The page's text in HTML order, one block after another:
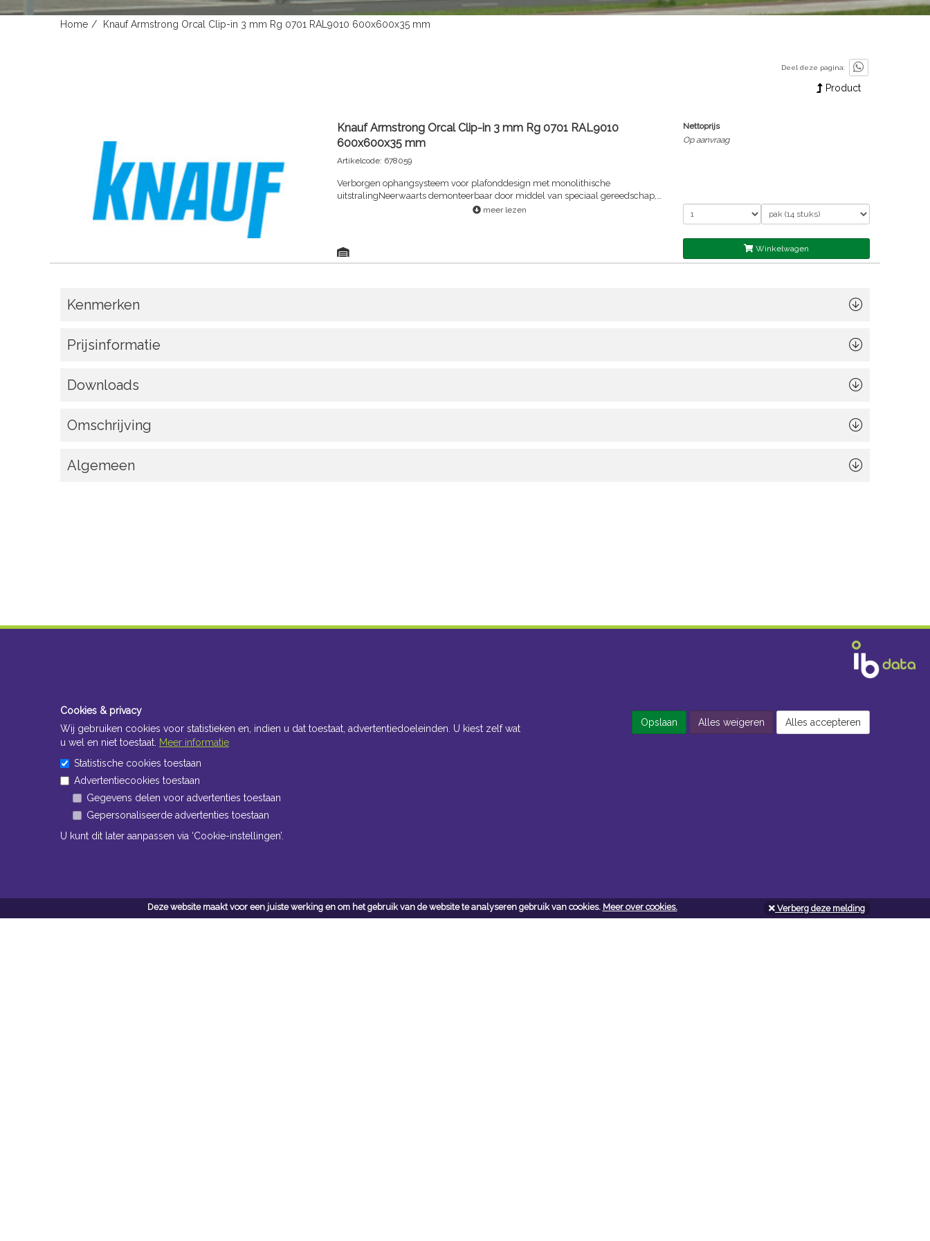
Deze website maakt voor een juiste werking en om het gebruik van de website te analyseren gebruik van cookies. Meer over cookies. Verberg deze melding
Home Knauf Armstrong Orcal Clip-in 3 mm Rg 0701 RAL9010 600x600x35 mm
Deel deze pagina:
Product
Knauf Armstrong Orcal Clip-in 3 mm Rg 0701 RAL9010
600x600x35 mm
Artikelcode: 678059
Verborgen ophangsysteem voor plafonddesign met monolithische
uitstralingNeerwaarts demonteerbaar door middel van speciaal gereedschap,
geeft volledige toegang tot het plenum (ventilatieschachten, bekabeling
voor personenvervoer.
meer lezen
Nettoprijs
Op aanvraag
Winkelwagen
Kenmerken
Prijsinformatie
Downloads
Omschrijving
Algemeen
Cookies & privacy
Wij gebruiken cookies voor statistieken en, indien u dat toestaat, advertentiedoeleinden. U kiest zelf wat
u wel en niet toestaat. Meer informatie
Statistische cookies toestaan
Advertentiecookies toestaan
Gegevens delen voor advertenties toestaan
Gepersonaliseerde advertenties toestaan
U kunt dit later aanpassen via ‘Cookie-instellingen’.
Opslaan Alles weigeren Alles accepteren